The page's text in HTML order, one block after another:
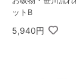
ットB
5,940円